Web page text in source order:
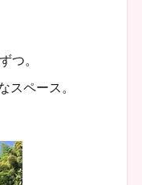
つ。
スペース。